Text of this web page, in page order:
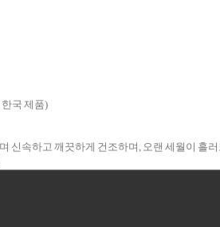
국 제품)
신속하고 깨끗하게 건조하며, 오랜 세월이 흘